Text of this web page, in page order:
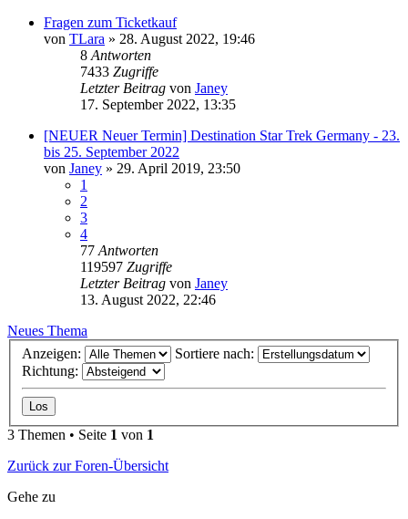
Fragen zum Ticketkauf
von TLara » 28. August 2022, 19:46
8 Antworten
7433 Zugriffe
Letzter Beitrag von Janey
17. September 2022, 13:35
[NEUER Neuer Termin] Destination Star Trek Germany - 23.
bis 25. September 2022
von Janey » 29. April 2019, 23:50
1
2
3
4
77 Antworten
119597 Zugriffe
Letzter Beitrag von Janey
13. August 2022, 22:46
Neues Thema
Anzeigen:
Sortiere nach:
Richtung:
3 Themen • Seite 1 von 1
Zurück zur Foren-Übersicht
Gehe zu